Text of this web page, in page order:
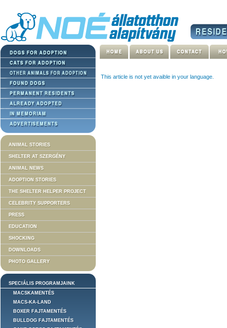
ANIMAL STORIES
SHELTER AT SZERGÉNY
ANIMAL NEWS
ADOPTION STORIES
THE SHELTER HELPER PROJECT
CELEBRITY SUPPORTERS
PRESS
EDUCATION
SHOCKING
DOWNLOADS
PHOTO GALLERY
SPECIÁLIS PROGRAMJAINK
MACSKAMENTÉS
MACS-KA-LAND
BOXER FAJTAMENTÉS
BULLDOG FAJTAMENTÉS
This article is not yet avaible in your language.